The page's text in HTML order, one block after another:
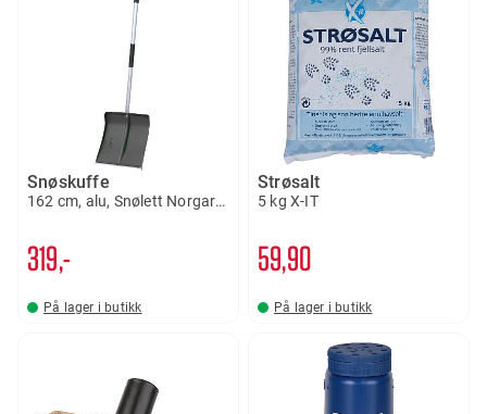
Snøskuffe
162 cm, alu, Snølett Norgarden
319,-
På lager i butikk
Strøsalt
5 kg X-IT
59 90
På lager i butikk